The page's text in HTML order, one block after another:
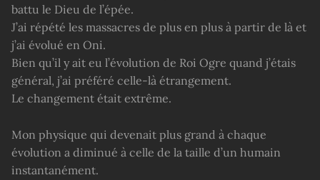
battu le Dieu de l’épée.
J’ai répété les massacres de plus en plus à partir de là et
j’ai évolué en Oni.
Bien qu’il y ait eu l’évolution de Roi Ogre quand j’étais
général, j’ai préféré celle-là étrangement.
Le changement était extrême.
Mon physique qui devenait plus grand à chaque
évolution a diminué à celle de la taille d’un humain
instantanément.